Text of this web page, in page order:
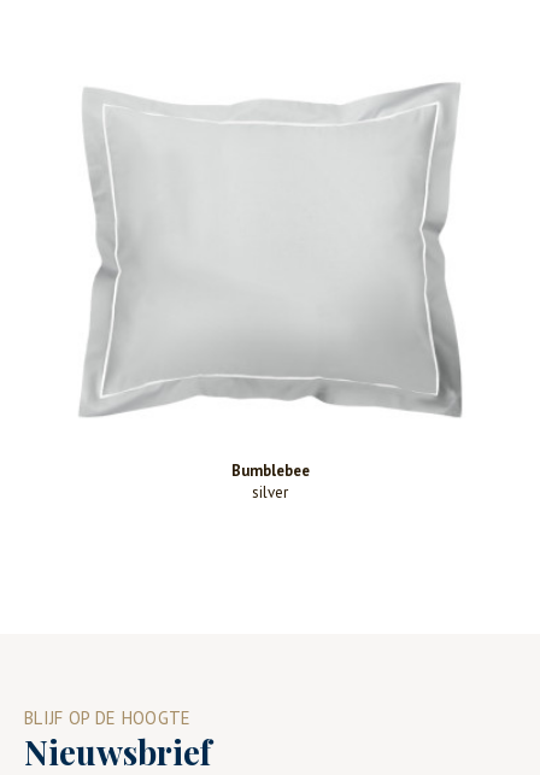
Bumblebee
silver
BLIJF OP DE HOOGTE
Nieuwsbrief